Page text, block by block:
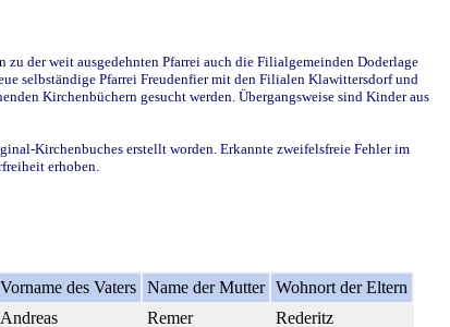
der weit ausgedehnten Pfarrei auch die Filialgemeinden Doderlage
selbständige Pfarrei Freudenfier mit den Filialen Klawittersdorf und
Kirchenbüchern gesucht werden. Übergangsweise sind Kinder aus
Kirchenbuches erstellt worden. Erkannte zweifelsfreie Fehler im
erhoben.
Vorname des Vaters Name der Mutter Wohnort der Eltern
Andreas Remer
Rederitz